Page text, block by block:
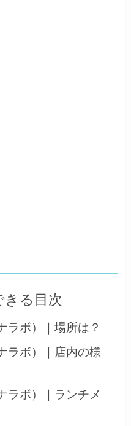
きる目次
ラボ）｜場所は？
ラボ）｜店内の様
ラボ）｜ランチメ